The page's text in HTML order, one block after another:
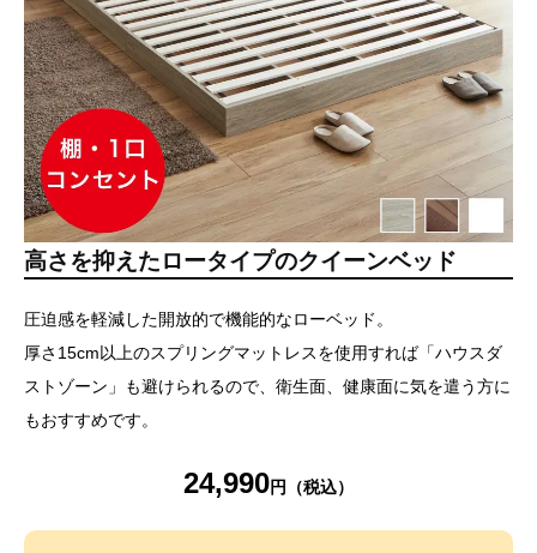
高さを抑えたロータイプのクイーンベッド
圧迫感を軽減した開放的で機能的なローベッド。
厚さ15cm以上のスプリングマットレスを使用すれば「ハウスダ
ストゾーン」も避けられるので、衛生面、健康面に気を遣う方に
もおすすめです。
24,990